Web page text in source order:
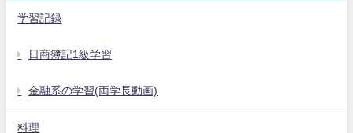
学習記録
日商簿記1級学習
金融系の学習(両学長動画)
料理